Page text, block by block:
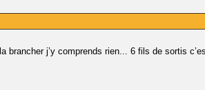
brancher j’y comprends rien... 6 fils de sortis